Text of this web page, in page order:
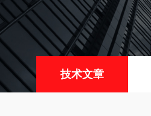
技术文章